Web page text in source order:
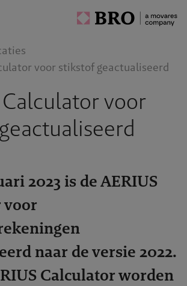
voor stikstof geactualiseerd
Calculator voor
2023 is de AERIUS
voor
naar de versie 2022.
Calculator worden